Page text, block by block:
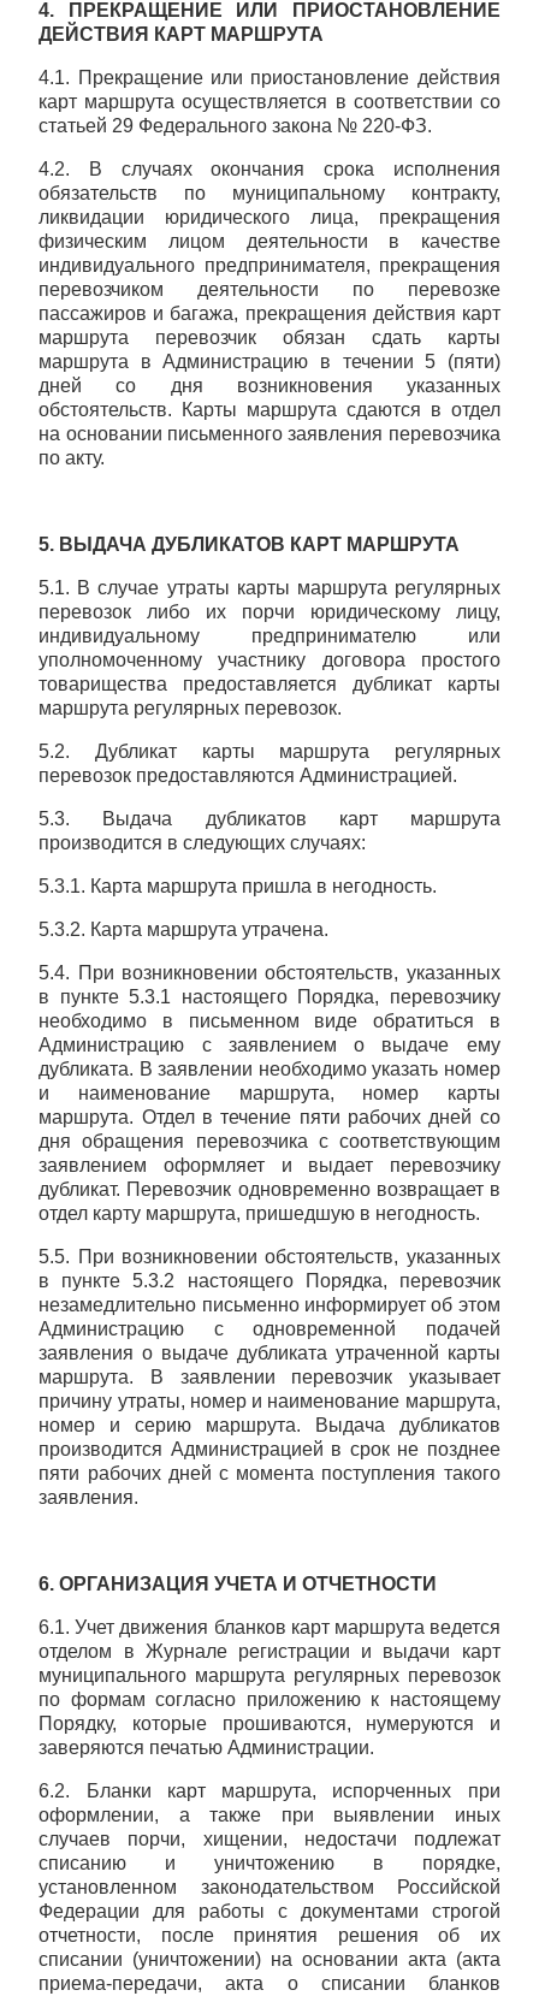
4. ПРЕКРАЩЕНИЕ ИЛИ ПРИОСТАНОВЛЕНИЕ
ДЕЙСТВИЯ КАРТ МАРШРУТА
4.1. Прекращение или приостановление действия
карт маршрута осуществляется в соответствии со
статьей 29 Федерального закона № 220-ФЗ.
4.2. В случаях окончания срока исполнения
обязательств по муниципальному контракту,
ликвидации юридического лица, прекращения
физическим лицом деятельности в качестве
индивидуального предпринимателя, прекращения
перевозчиком деятельности по перевозке
пассажиров и багажа, прекращения действия карт
маршрута перевозчик обязан сдать карты
маршрута в Администрацию в течении 5 (пяти)
дней со дня возникновения указанных
обстоятельств. Карты маршрута сдаются в отдел
на основании письменного заявления перевозчика
по акту.
5. ВЫДАЧА ДУБЛИКАТОВ КАРТ МАРШРУТА
5.1. В случае утраты карты маршрута регулярных
перевозок либо их порчи юридическому лицу,
индивидуальному предпринимателю или
уполномоченному участнику договора простого
товарищества предоставляется дубликат карты
маршрута регулярных перевозок.
5.2. Дубликат карты маршрута регулярных
перевозок предоставляются Администрацией.
5.3. Выдача дубликатов карт маршрута
производится в следующих случаях:
5.3.1. Карта маршрута пришла в негодность.
5.3.2. Карта маршрута утрачена.
5.4. При возникновении обстоятельств, указанных
в пункте 5.3.1 настоящего Порядка, перевозчику
необходимо в письменном виде обратиться в
Администрацию с заявлением о выдаче ему
дубликата. В заявлении необходимо указать номер
и наименование маршрута, номер карты
маршрута. Отдел в течение пяти рабочих дней со
дня обращения перевозчика с соответствующим
заявлением оформляет и выдает перевозчику
дубликат. Перевозчик одновременно возвращает в
отдел карту маршрута, пришедшую в негодность.
5.5. При возникновении обстоятельств, указанных
в пункте 5.3.2 настоящего Порядка, перевозчик
незамедлительно письменно информирует об этом
Администрацию с одновременной подачей
заявления о выдаче дубликата утраченной карты
маршрута. В заявлении перевозчик указывает
причину утраты, номер и наименование маршрута,
номер и серию маршрута. Выдача дубликатов
производится Администрацией в срок не позднее
пяти рабочих дней с момента поступления такого
заявления.
6. ОРГАНИЗАЦИЯ УЧЕТА И ОТЧЕТНОСТИ
6.1. Учет движения бланков карт маршрута ведется
отделом в Журнале регистрации и выдачи карт
муниципального маршрута регулярных перевозок
по формам согласно приложению к настоящему
Порядку, которые прошиваются, нумеруются и
заверяются печатью Администрации.
6.2. Бланки карт маршрута, испорченных при
оформлении, а также при выявлении иных
случаев порчи, хищении, недостачи подлежат
списанию и уничтожению в порядке,
установленном законодательством Российской
Федерации для работы с документами строгой
отчетности, после принятия решения об их
списании (уничтожении) на основании акта (акта
приема-передачи, акта о списании бланков